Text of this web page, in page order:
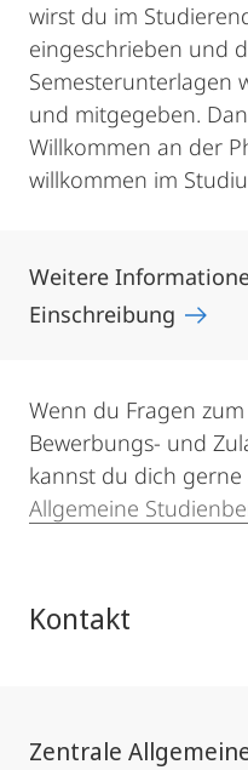
wirst du im
eingeschrieben und
Semesterunterlagen
und mitgegeben.
Willkommen an der
willkommen im
Weitere
Einschreibung
Wenn du Fragen
Bewerbungs- und
kannst du dich gerne
Allgemeine
Kontakt
Zentrale